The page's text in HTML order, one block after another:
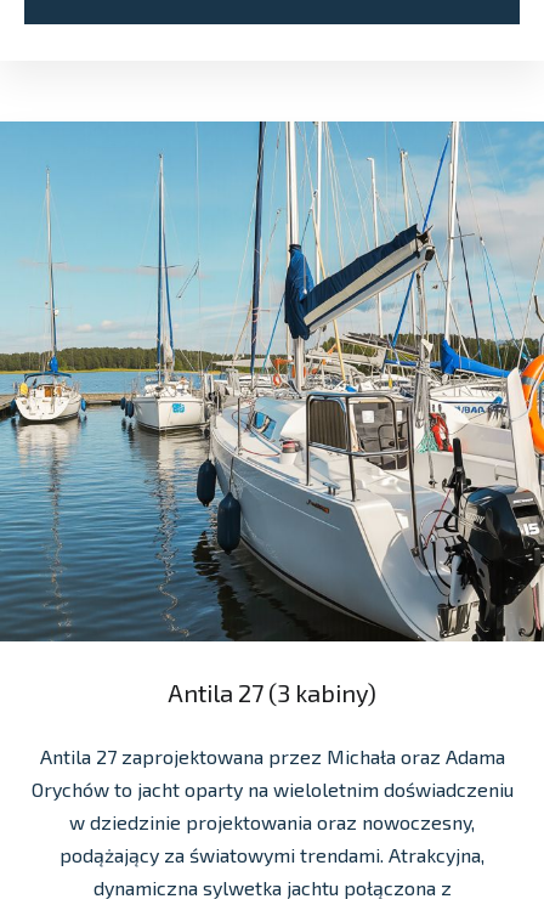
Antila 27 (3 kabiny)
Antila 27 zaprojektowana przez Michała oraz Adama
Orychów to jacht oparty na wieloletnim doświadczeniu
w dziedzinie projektowania oraz nowoczesny,
podążający za światowymi trendami. Atrakcyjna,
dynamiczna sylwetka jachtu połączona z